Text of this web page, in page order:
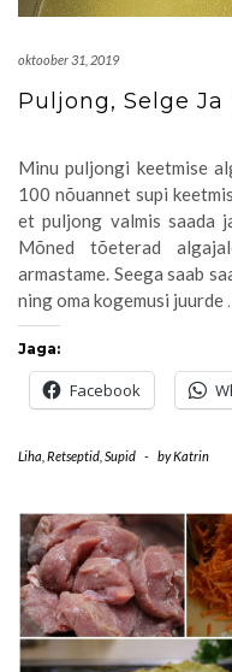
oktoober 31, 2019
Puljong, Selge Ja
Minu puljongi keetmise
100 nõuannet supi
et puljong valmis saada
Mõned tõeterad
armastame. Seega saab
ning oma kogemusi juurde
Jaga:
Facebook
Liha Retseptid Supid - byKatrin